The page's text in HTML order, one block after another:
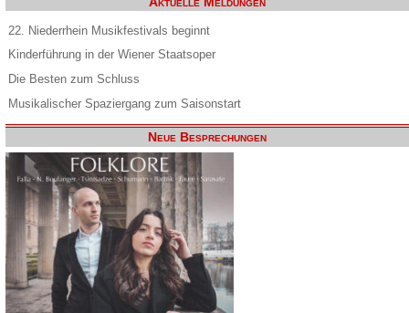
22. Niederrhein Musikfestivals beginnt
Kinderführung in der Wiener Staatsoper
Die Besten zum Schluss
Musikalischer Spaziergang zum Saisonstart
Neue Besprechungen